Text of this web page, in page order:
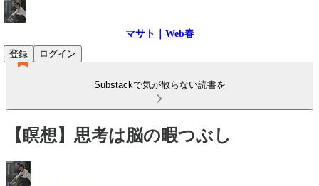
マサト｜Web春
登録
ログイン
Substackで気が散らない読書を
【瞑想】思考は脳の暇つぶし